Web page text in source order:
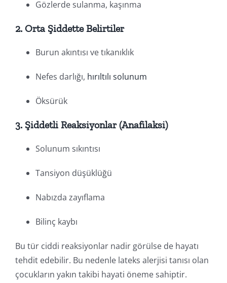
Gözlerde sulanma, kaşınma
2. Orta Şiddette Belirtiler
Burun akıntısı ve tıkanıklık
Nefes darlığı, hırıltılı solunum
Öksürük
3. Şiddetli Reaksiyonlar (Anafilaksi)
Solunum sıkıntısı
Tansiyon düşüklüğü
Nabızda zayıflama
Bilinç kaybı
Bu tür ciddi reaksiyonlar nadir görülse de hayatı
tehdit edebilir. Bu nedenle lateks alerjisi tanısı olan
çocukların yakın takibi hayati öneme sahiptir.